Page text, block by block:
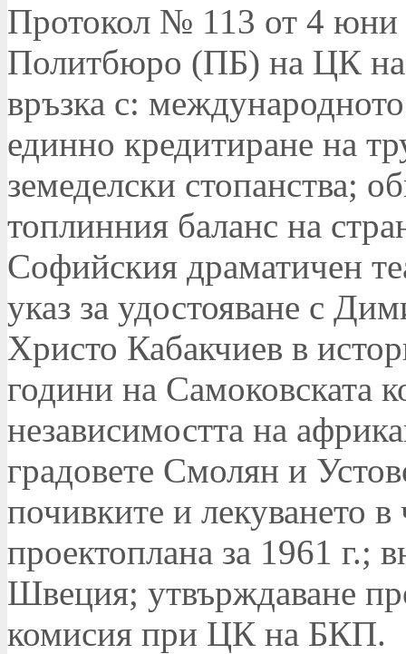
Протокол № 113 от 4 юни
Политбюро (ПБ) на ЦК на
връзка с:
единно кредитиране на
земеделски стопанства;
топлинния баланс на
Софийския драматичен
указ за удостояване с
Христо Кабакчиев в
години на Самоковската
независимостта на
градовете Смолян и
почивките и лекуването
проектоплана за 1961 г.;
Швеция; утвърждаване
комисия при ЦК на БКП.